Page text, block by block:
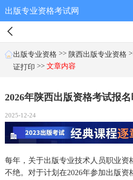
出版专业资格考试网
出版专业资格 >>陕西出版专业资格
证打印 >>文章内容
2026年陕西出版资格考试报
2025-12-24
每年，关于出版专业技术人员职业资
不绝。对于计划在2026年参加出版资